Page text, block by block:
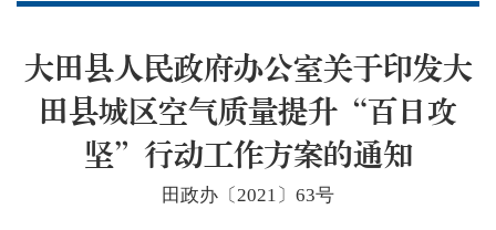
大田县人民政府办公室关于印发大
田县城区空气质量提升“百日攻
坚”行动工作方案的通知
田政办〔2021〕63号